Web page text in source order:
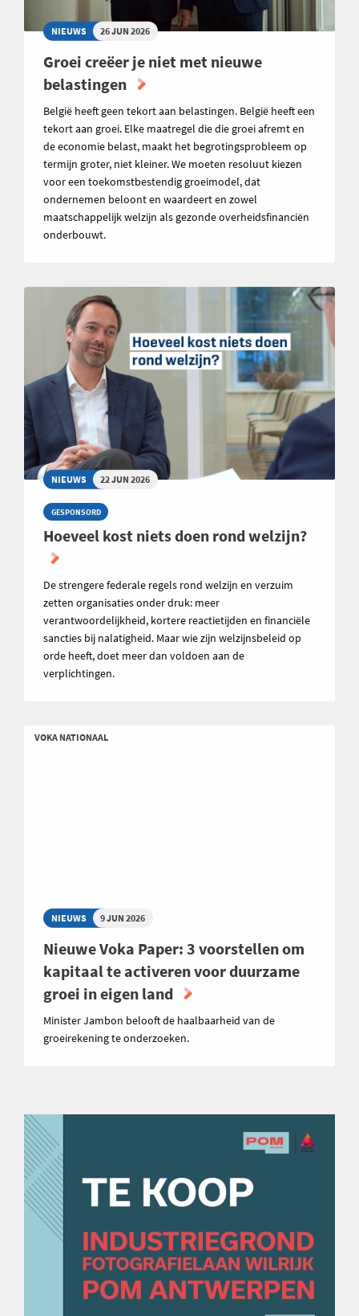
NIEUWS 26 JUN 2026
Groei creëer je niet met nieuwe
belastingen
België heeft geen tekort aan belastingen. België heeft een
tekort aan groei. Elke maatregel die die groei afremt en
de economie belast, maakt het begrotingsprobleem op
termijn groter, niet kleiner. We moeten resoluut kiezen
voor een toekomstbestendig groeimodel, dat
ondernemen beloont en waardeert en zowel
maatschappelijk welzijn als gezonde overheidsfinanciën
onderbouwt.
NIEUWS 22 JUN 2026
GESPONSORD
Hoeveel kost niets doen rond welzijn?
De strengere federale regels rond welzijn en verzuim
zetten organisaties onder druk: meer
verantwoordelijkheid, kortere reactietijden en financiële
sancties bij nalatigheid. Maar wie zijn welzijnsbeleid op
orde heeft, doet meer dan voldoen aan de
verplichtingen.
VOKA NATIONAAL
NIEUWS 9 JUN 2026
Nieuwe Voka Paper: 3 voorstellen om
kapitaal te activeren voor duurzame
groei in eigen land
Minister Jambon belooft de haalbaarheid van de
groeirekening te onderzoeken.